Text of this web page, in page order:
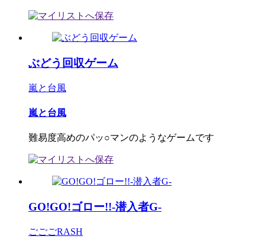
ぶどう回収ゲーム
嵐と台風
嵐と台風
難易度高めのパッ○マンのようなゲームです
GO!GO!ゴロー!!-潜入者G-
ごごごRASH